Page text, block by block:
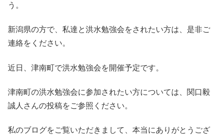
う。
新潟県の方で、私達と洪水勉強会をされたい方は、是非ご
連絡をください。
近日、津南町で洪水勉強会を開催予定です。
津南町の洪水勉強会に参加されたい方については、関口毅
誠人さんの投稿をご参照ください。
私のブログをご覧いただきまして、本当にありがとうござ